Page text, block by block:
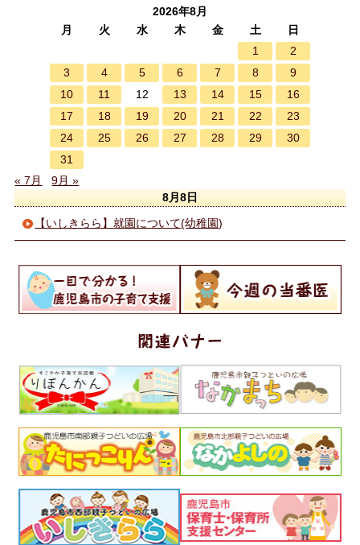
2026年8月
月
火 水 木 金 土
日
1
2
3
4 5 6 7 8
9
10
11 12 13 14 15
16
17
18 19 20 21 22
23
24
25 26 27 28 29
30
31
« 7月
9月 »
8月8日
【いしきらら】就園について(幼稚園)